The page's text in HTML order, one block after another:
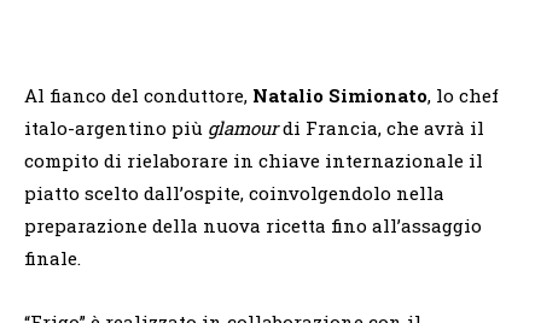
Al fianco del conduttore, Natalio Simionato, lo chef
italo-argentino più glamourdi Francia, che avrà il
compito di rielaborare in chiave internazionale il
piatto scelto dall’ospite, coinvolgendolo nella
preparazione della nuova ricetta fino all’assaggio
finale.